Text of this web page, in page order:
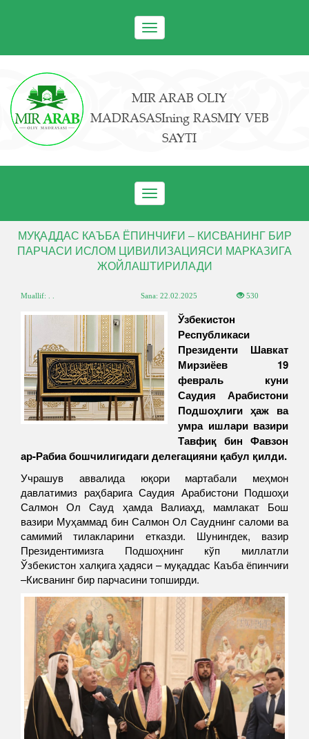
Toggle
navigation
MIR ARAB OLIY
MADRASASIning RASMIY VEB
SAYTI
Toggle
navigation
МУҚАДДАС КАЪБА ЁПИНЧИҒИ – КИСВАНИНГ БИР
ПАРЧАСИ ИСЛОМ ЦИВИЛИЗАЦИЯСИ МАРКАЗИГА
ЖОЙЛАШТИРИЛАДИ
Muallif: . . Sana:22.02.2025 530
Ўзбекистон
Республикаси
Президенти Шавкат
Мирзиёев 19
февраль куни
Саудия Арабистони
Подшоҳлиги ҳаж ва
умра ишлари вазири
Тавфиқ бин Фавзон
ар-Рабиа бошчилигидаги делегацияни қабул қилди.
Учрашув аввалида юқори мартабали меҳмон
давлатимиз раҳбарига Саудия Арабистони Подшоҳи
Салмон Ол Сауд ҳамда Валиаҳд, мамлакат Бош
вазири Муҳаммад бин Салмон Ол Сауднинг саломи ва
самимий тилакларини етказди. Шунингдек, вазир
Президентимизга Подшоҳнинг кўп миллатли
Ўзбекистон халқига ҳадяси – муқаддас Каъба ёпинчиғи
–Кисванинг бир парчасини топширди.